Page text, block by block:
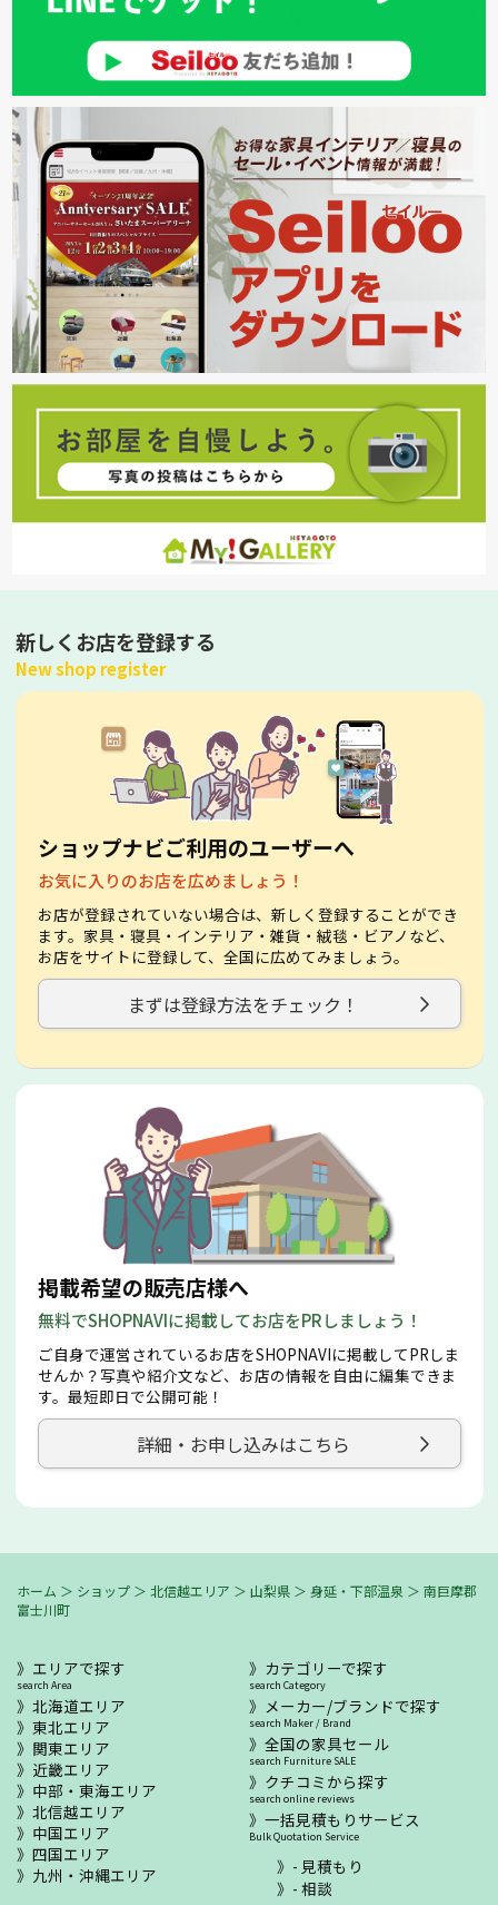
新しくお店を登録する
New shop register
ショップナビご利用のユーザーへ
お気に入りのお店を広めましょう！
お店が登録されていない場合は、新しく登録することができ
ます。家具・寝具・インテリア・雑貨・絨毯・ビアノなど、
お店をサイトに登録して、全国に広めてみましょう。
まずは登録方法をチェック！
掲載希望の販売店様へ
無料でSHOPNAVIに掲載してお店をPRしましょう！
ご自身で運営されているお店をSHOPNAVIに掲載してPRしま
せんか？写真や紹介文など、お店の情報を自由に編集できま
す。最短即日で公開可能！
詳細・お申し込みはこちら
ホーム ＞ ショップ ＞ 北信越エリア ＞ 山梨県 ＞ 身延・下部温泉 ＞ 南巨摩郡
富士川町
エリアで探す
search Area
北海道エリア
東北エリア
関東エリア
近畿エリア
中部・東海エリア
北信越エリア
中国エリア
四国エリア
九州・沖縄エリア
カテゴリーで探す
search Category
メーカー/ブランドで探す
search Maker / Brand
全国の家具セール
search Furniture SALE
クチコミから探す
search online reviews
一括見積もりサービス
Bulk Quotation Service
- 見積もり
- 相談